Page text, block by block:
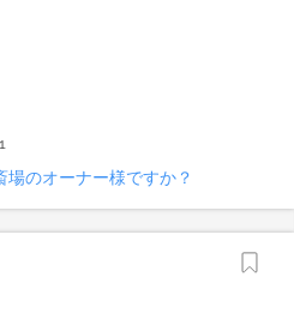
場のオーナー様ですか？